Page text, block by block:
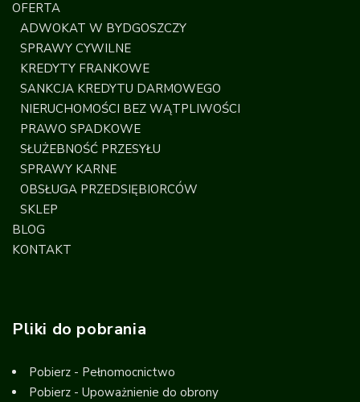
OFERTA
ADWOKAT W BYDGOSZCZY
SPRAWY CYWILNE
KREDYTY FRANKOWE
SANKCJA KREDYTU DARMOWEGO
NIERUCHOMOŚCI BEZ WĄTPLIWOŚCI
PRAWO SPADKOWE
SŁUŻEBNOŚĆ PRZESYŁU
SPRAWY KARNE
OBSŁUGA PRZEDSIĘBIORCÓW
SKLEP
BLOG
KONTAKT
Pliki do pobrania
Pobierz - Pełnomocnictwo
Pobierz - Upoważnienie do obrony